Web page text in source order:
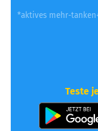
*aktives mehr-
Teste